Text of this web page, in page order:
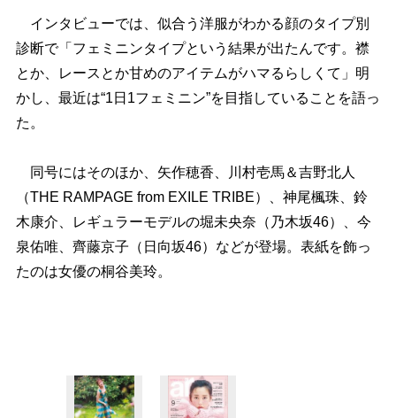
インタビューでは、似合う洋服がわかる顔のタイプ別
診断で「フェミニンタイプという結果が出たんです。襟
とか、レースとか甘めのアイテムがハマるらしくて」明
かし、最近は“1日1フェミニン”を目指していることを語っ
た。
同号にはそのほか、矢作穂香、川村壱馬＆吉野北人
（THE RAMPAGE from EXILE TRIBE）、神尾楓珠、鈴
木康介、レギュラーモデルの堀未央奈（乃木坂46）、今
泉佑唯、齊藤京子（日向坂46）などが登場。表紙を飾っ
たのは女優の桐谷美玲。